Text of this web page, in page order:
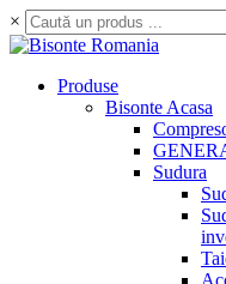
×
Produse
Bisonte Acasa
Sudura